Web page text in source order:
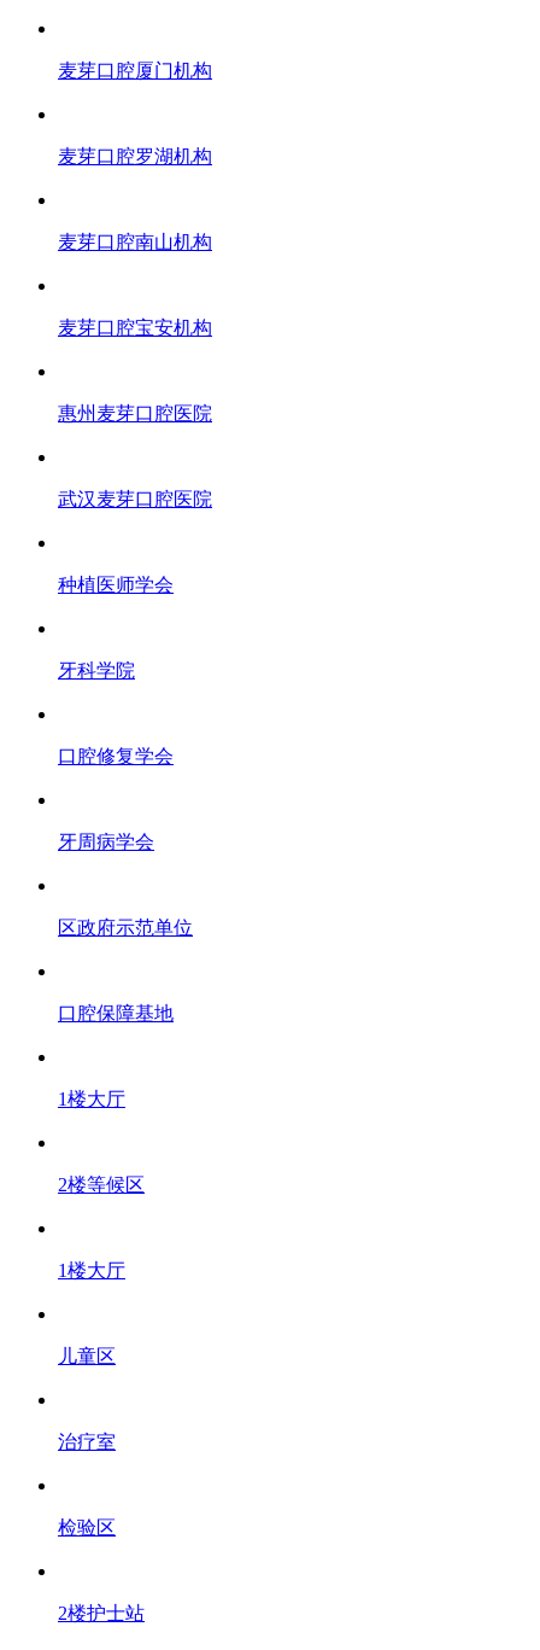
麦芽口腔厦门机构
麦芽口腔罗湖机构
麦芽口腔南山机构
麦芽口腔宝安机构
惠州麦芽口腔医院
武汉麦芽口腔医院
种植医师学会
牙科学院
口腔修复学会
牙周病学会
区政府示范单位
口腔保障基地
1楼大厅
2楼等候区
1楼大厅
儿童区
治疗室
检验区
2楼护士站